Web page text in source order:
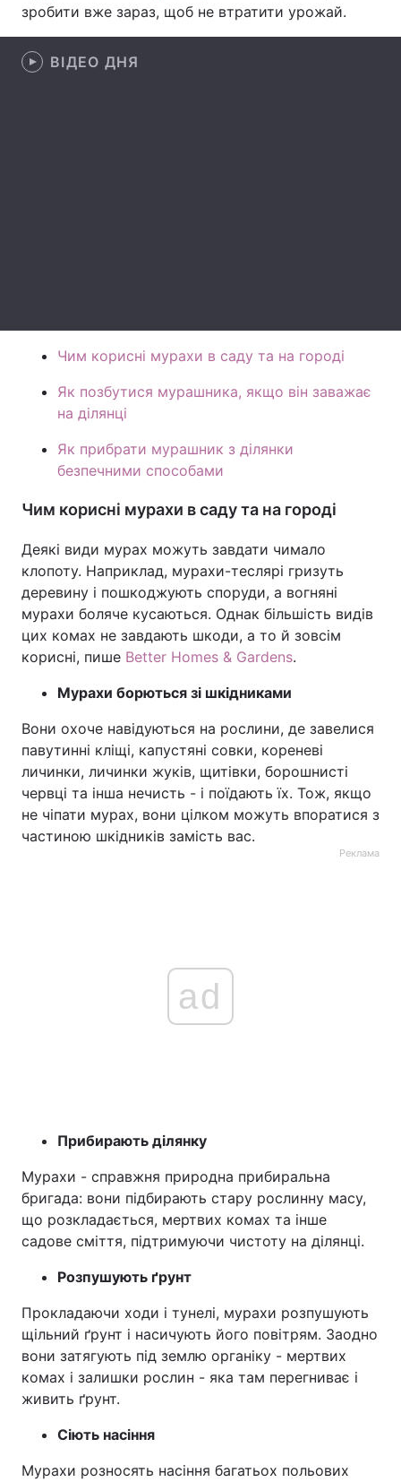
Зброя Інциденти
Здоров'я
Контакти
Послуги
Тема оформлення
зробити вже зараз, щоб не втратити урожай.
ВІДЕО ДНЯ
Чим корисні мурахи в саду та на городі
Як позбутися мурашника, якщо він заважає
на ділянці
Як прибрати мурашник з ділянки
безпечними способами
Чим корисні мурахи в саду та на городі
Деякі види мурах можуть завдати чимало
клопоту. Наприклад, мурахи-теслярі гризуть
деревину і пошкоджують споруди, а вогняні
мурахи боляче кусаються. Однак більшість видів
цих комах не завдають шкоди, а то й зовсім
корисні, пише Better Homes & Gardens.
Мурахи борються зі шкідниками
Вони охоче навідуються на рослини, де завелися
павутинні кліщі, капустяні совки, кореневі
личинки, личинки жуків, щитівки, борошнисті
червці та інша нечисть - і поїдають їх. Тож, якщо
не чіпати мурах, вони цілком можуть впоратися з
частиною шкідників замість вас.
Реклама
ad
Прибирають ділянку
Мурахи - справжня природна прибиральна
бригада: вони підбирають стару рослинну масу,
що розкладається, мертвих комах та інше
садове сміття, підтримуючи чистоту на ділянці.
Розпушують ґрунт
Прокладаючи ходи і тунелі, мурахи розпушують
щільний ґрунт і насичують його повітрям. Заодно
вони затягують під землю органіку - мертвих
комах і залишки рослин - яка там перегниває і
живить ґрунт.
Сіють насіння
Мурахи розносять насіння багатьох польових